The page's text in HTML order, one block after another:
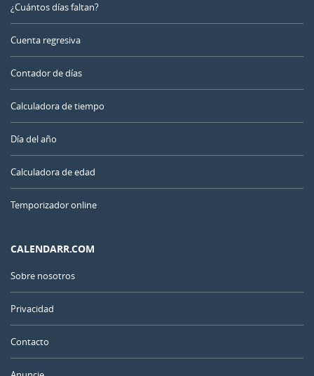
¿Cuántos días faltan?
Cuenta regresiva
Contador de días
Calculadora de tiempo
Día del año
Calculadora de edad
Temporizador online
CALENDARR.COM
Sobre nosotros
Privacidad
Contacto